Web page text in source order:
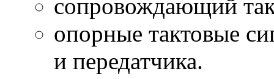
сопровождающий
опорные тактовые
и передатчика.